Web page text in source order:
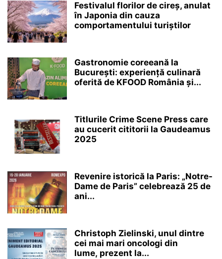
Festivalul florilor de cireș, anulat
în Japonia din cauza
comportamentului turiștilor
Gastronomie coreeană la
București: experiență culinară
oferită de KFOOD România și...
Titlurile Crime Scene Press care
au cucerit cititorii la Gaudeamus
2025
Revenire istorică la Paris: „Notre-
Dame de Paris” celebrează 25 de
ani...
Christoph Zielinski, unul dintre
cei mai mari oncologi din
lume, prezent la...